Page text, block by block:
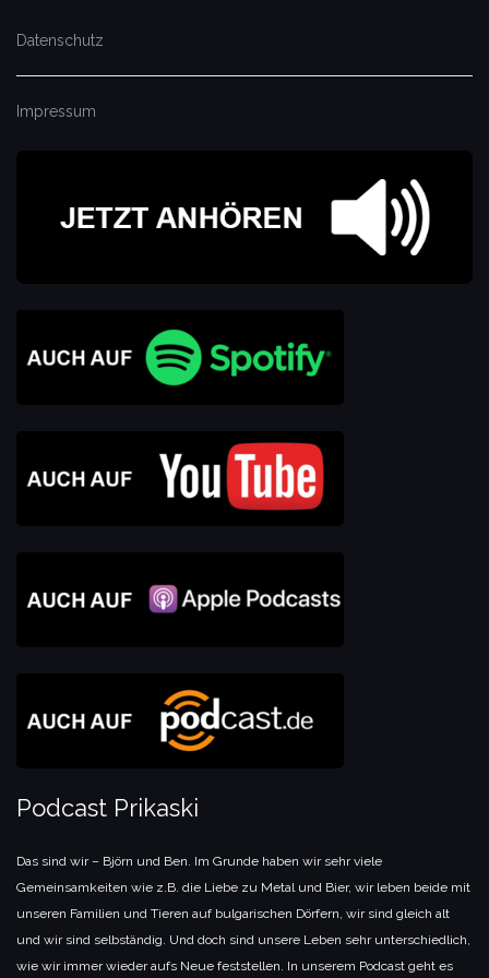
Datenschutz
Impressum
Podcast Prikaski
Das sind wir – Björn und Ben. Im Grunde haben wir sehr viele
Gemeinsamkeiten wie z.B. die Liebe zu Metal und Bier, wir leben beide mit
unseren Familien und Tieren auf bulgarischen Dörfern, wir sind gleich alt
und wir sind selbständig. Und doch sind unsere Leben sehr unterschiedlich,
wie wir immer wieder aufs Neue feststellen. In unserem Podcast geht es